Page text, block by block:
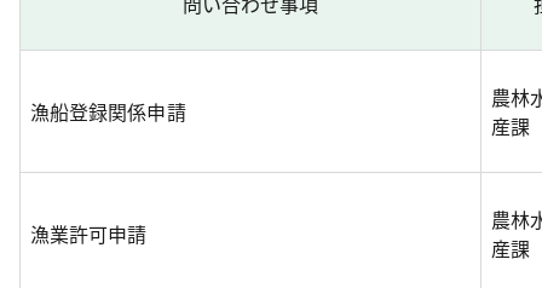
漁船登録関係申請
農林
産課
漁業許可申請
農林
産課